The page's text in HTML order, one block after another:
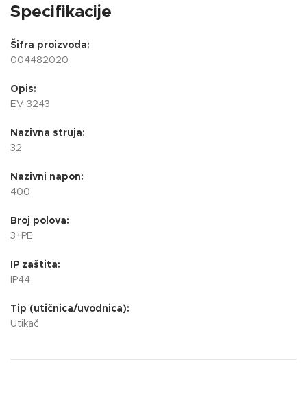
Specifikacije
Šifra proizvoda:
004482020
Opis:
EV 3243
Nazivna struja:
32
Nazivni napon:
400
Broj polova:
3+PE
IP zaštita:
IP44
Tip (utičnica/uvodnica):
Utikač